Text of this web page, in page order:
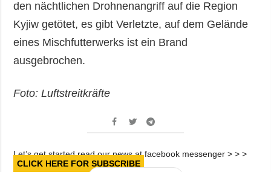
den nächtlichen Drohnenangriff auf die Region
Kyjiw getötet, es gibt Verletzte, auf dem Gelände
eines Mischfutterwerks ist ein Brand
ausgebrochen.
Foto: Luftstreitkräfte
Let’s get started read our news at facebook messenger > > >
CLICK HERE FOR SUBSCRIBE